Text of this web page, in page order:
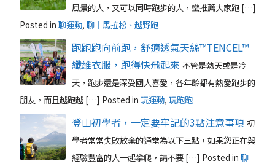
風景的人，又可以同時跑步的人，蠻推薦大家跑 […]
Posted in 聊運動, 聊｜馬拉松、越野跑
跑跑跑向前跑，舒適透氣天絲™TENCEL™
纖維衣服，跑得快飛起來 不管是熱天或是冷
天，跑步還是深受國人喜愛，各年齡都有熱愛跑步的
朋友，而且越跑越 […] Posted in 玩運動, 玩跑跑
登山初學者，一定要牢記的3點注意事項 初
學者常常失敗放棄的通常為以下三點，如果您正在與
經驗豐富的人一起攀爬，請不要 […] Posted in 聊